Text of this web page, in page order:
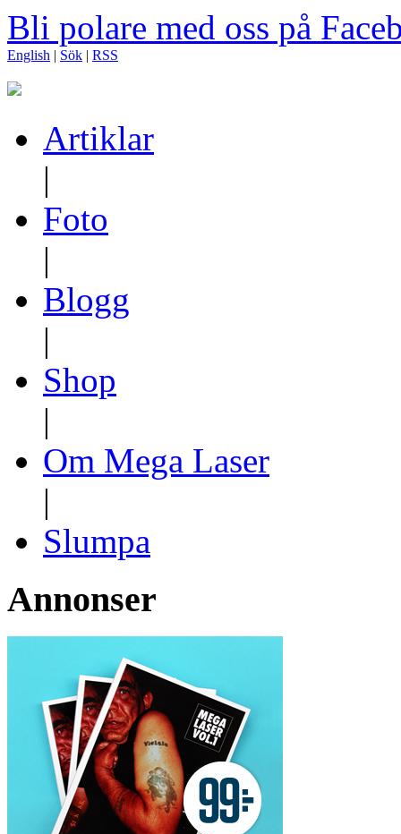
Bli polare med oss på
English | Sök | RSS
Artiklar
|
Foto
|
Blogg
|
Shop
|
Om Mega Laser
|
Slumpa
Annonser